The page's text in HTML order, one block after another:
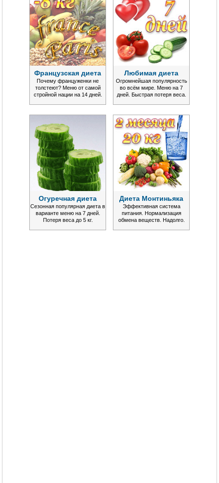
Французская диета
Почему француженки не
толстеют? Меню от самой
стройной нации на 14 дней.
Любимая диета
Огромнейшая популярность
во всём мире. Меню на 7
дней. Быстрая потеря веса.
Огуречная диета
Сезонная популярная диета в
варианте меню на 7 дней.
Потеря веса до 5 кг.
Диета Монтиньяка
Эффективная система
питания. Нормализация
обмена веществ. Надолго.